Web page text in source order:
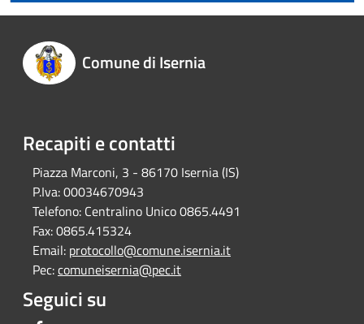
Comune di Isernia
Recapiti e contatti
Piazza Marconi, 3 - 86170 Isernia (IS)
P.Iva:00034670943
Telefono: Centralino Unico 0865.4491
Fax:0865.415324
Email: protocollo@comune.isernia.it
Pec:comuneisernia@pec.it
Seguici su